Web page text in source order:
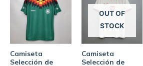
Camiseta
Selección de
OUT OF
STOCK
Camiseta
Selección de